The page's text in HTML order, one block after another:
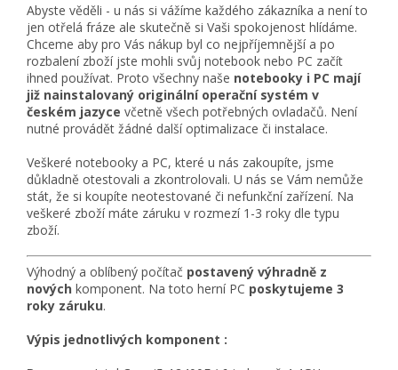
Abyste věděli - u nás si vážíme každého zákazníka a není to
jen otřelá fráze ale skutečně si Vaši spokojenost hlídáme.
Chceme aby pro Vás nákup byl co nejpříjemnější a po
rozbalení zboží jste mohli svůj notebook nebo PC začít
ihned používat. Proto všechny naše notebooky i PC mají
již nainstalovaný originální operační systém v
českém jazyce včetně všech potřebných ovladačů. Není
nutné provádět žádné další optimalizace či instalace.
Veškeré notebooky a PC, které u nás zakoupíte, jsme
důkladně otestovali a zkontrolovali. U nás se Vám nemůže
stát, že si koupíte neotestované či nefunkční zařízení. Na
veškeré zboží máte záruku v rozmezí 1-3 roky dle typu
zboží.
Výhodný a oblíbený počítač postavený výhradně z
nových komponent. Na toto herní PC poskytujeme 3
roky záruku.
Výpis jednotlivých komponent :